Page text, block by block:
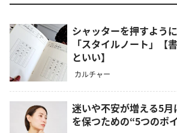
シャッターを押すよう
「スタイルノート」【
といい】
カルチャー
迷いや不安が増える5月
を保つための“5つのポ